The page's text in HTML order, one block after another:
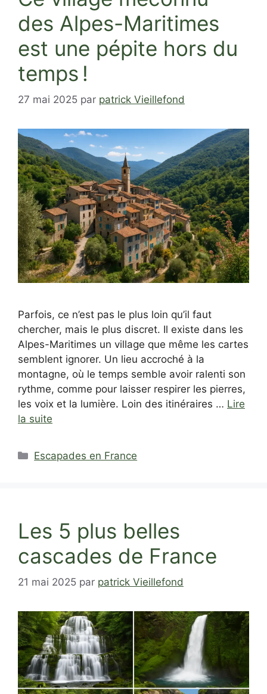
des Alpes-Maritimes
est une pépite hors du
temps !
27 mai 2025 par patrick Vieillefond
Parfois, ce n’est pas le plus loin qu’il faut
chercher, mais le plus discret. Il existe dans les
Alpes-Maritimes un village que même les cartes
semblent ignorer. Un lieu accroché à la
montagne, où le temps semble avoir ralenti son
rythme, comme pour laisser respirer les pierres,
les voix et la lumière. Loin des itinéraires … Lire
la suite
Catégories
Escapades en France
Les 5 plus belles
cascades de France
21 mai 2025 par patrick Vieillefond